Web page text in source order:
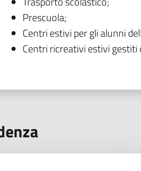
Prescuola;
Centri estivi per gli alunni
Centri ricreativi estivi gestiti